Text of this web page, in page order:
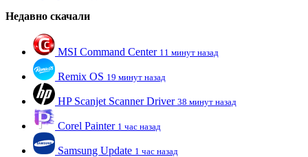
Недавно скачали
MSI Command Center 11 минут назад
Remix OS 19 минут назад
HP Scanjet Scanner Driver 38 минут назад
Corel Painter 1 час назад
Samsung Update 1 час назад